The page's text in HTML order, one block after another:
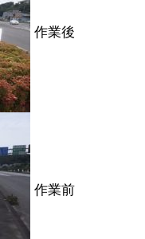
作業後
作業前